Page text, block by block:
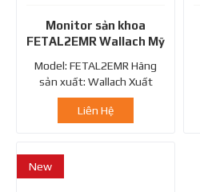
Monitor sản khoa
FETAL2EMR Wallach Mỹ
Model: FETAL2EMR Hãng
sản xuất: Wallach Xuất
xứ: Mỹ Chứng...
Liên Hệ
New